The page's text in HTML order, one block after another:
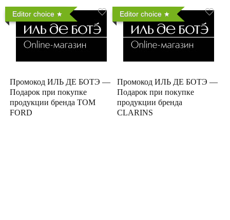
Editor choice
Промокод ИЛЬ ДЕ БОТЭ —
Подарок при покупке
продукции бренда TOM
FORD
Editor choice
Промокод ИЛЬ ДЕ БОТЭ —
Подарок при покупке
продукции бренда
CLARINS